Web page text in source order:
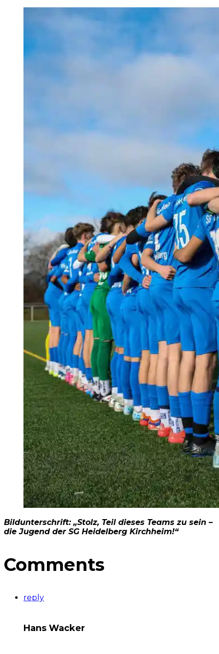
Bildunterschrift: „Stolz, Teil dieses Teams zu sein –
die Jugend der SG Heidelberg Kirchheim!“
Comments
reply
Hans Wacker